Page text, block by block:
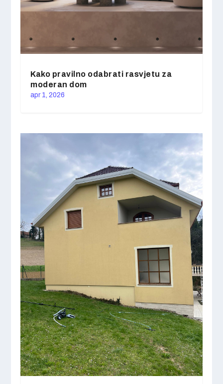
Kako pravilno odabrati rasvjetu za
moderan dom
apr 1, 2026